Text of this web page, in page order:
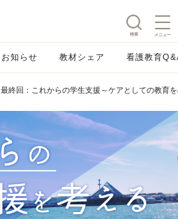
検索 メニュー
お知らせ 教材シェア 看護教育
最終回：これからの学生支援～ケアとしての教育